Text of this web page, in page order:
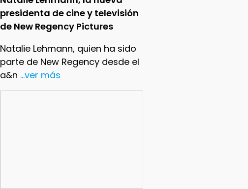
presidenta de cine y televisión
de New Regency Pictures
Natalie Lehmann, quien ha sido
parte de New Regency desde el
a&n ...ver más